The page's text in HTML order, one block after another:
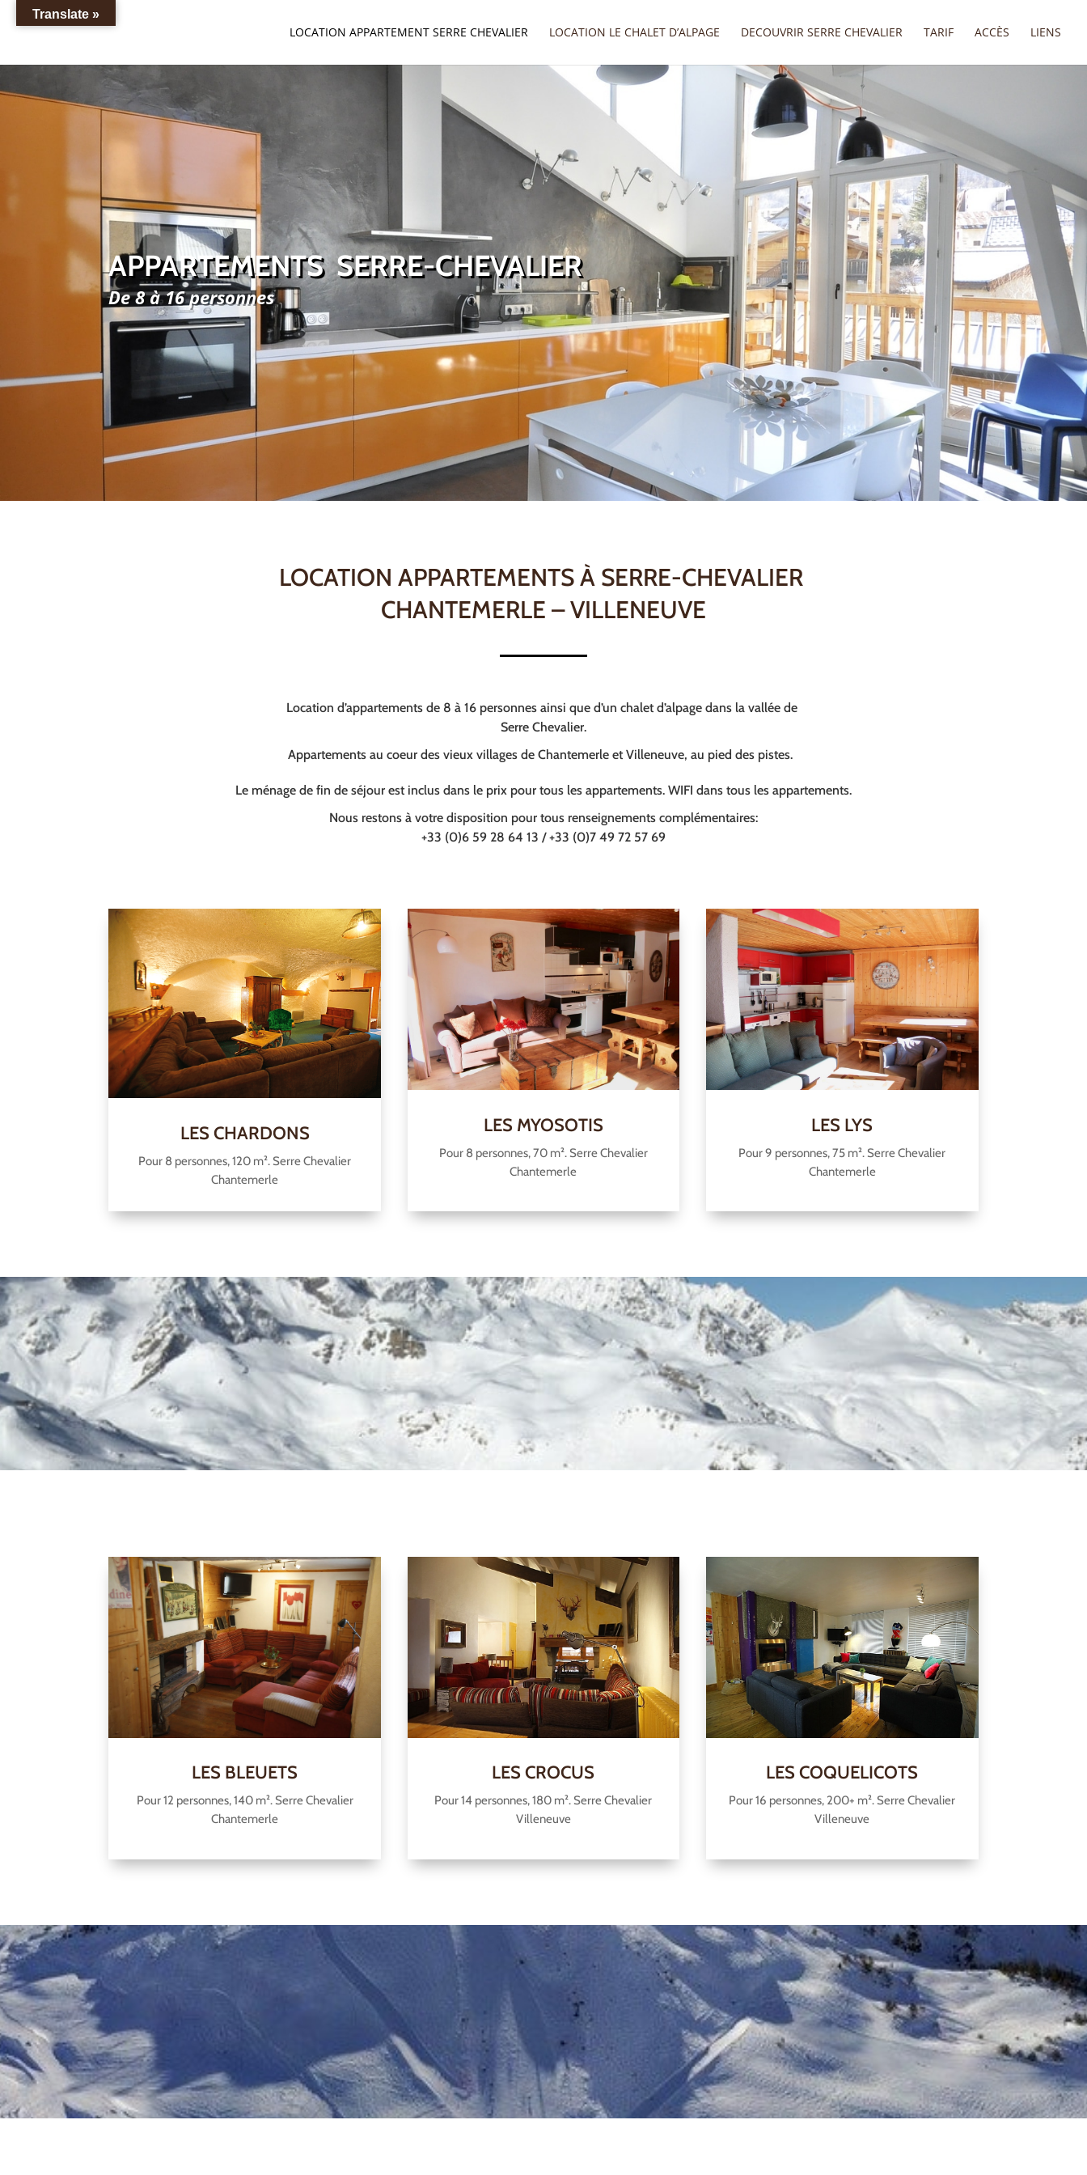
LOCATION APPARTEMENT SERRE CHEVALIER LOCATION LE CHALET D’ALPAGE DECOUVRIR SERRE CHEVALIER TARIF ACCÈS LIENS
APPARTEMENTS SERRE-CHEVALIER
De 8 à 16 personnes
LOCATION APPARTEMENTS À SERRE-CHEVALIER
CHANTEMERLE – VILLENEUVE
Location d’appartements de 8 à 16 personnes ainsi que d’un chalet d’alpage dans la vallée de
Serre Chevalier.
Appartements au coeur des vieux villages de Chantemerle et Villeneuve, au pied des pistes.
Le ménage de fin de séjour est inclus dans le prix pour tous les appartements. WIFI dans tous les appartements.
Nous restons à votre disposition pour tous renseignements complémentaires:
+33 (0)6 59 28 64 13 / +33 (0)7 49 72 57 69
LES CHARDONS
Pour 8 personnes, 120 m². Serre Chevalier
Chantemerle
LES MYOSOTIS
Pour 8 personnes, 70 m². Serre Chevalier
Chantemerle
LES LYS
Pour 9 personnes, 75 m². Serre Chevalier
Chantemerle
LES BLEUETS
Pour 12 personnes, 140 m². Serre Chevalier
Chantemerle
LES CROCUS
Pour 14 personnes, 180 m². Serre Chevalier
Villeneuve
LES COQUELICOTS
Pour 16 personnes, 200+ m². Serre Chevalier
Villeneuve
Translate »